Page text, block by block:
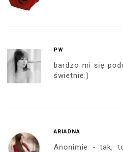
PW
bardzo mi się
świetnie:)
ARIADNA
Anonimie - tak,